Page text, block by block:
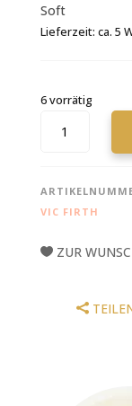
Soft
Lieferzeit: ca. 5
6 vorrätig
FIRTH
SICE
MENGE
VIC FIRTH
ZUR